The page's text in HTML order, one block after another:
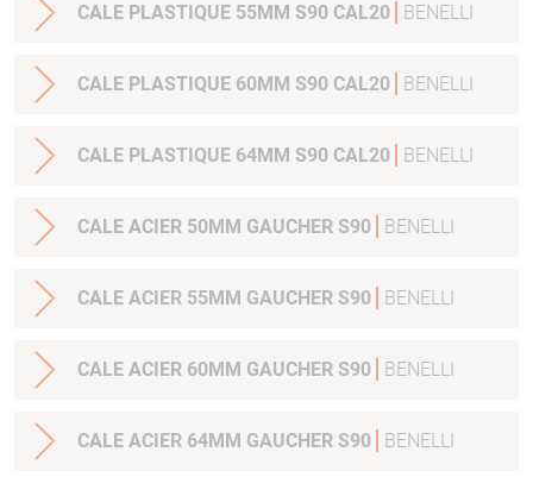
CALE PLASTIQUE 55MM S90 CAL20 BENELLI
CALE PLASTIQUE 60MM S90 CAL20 BENELLI
CALE PLASTIQUE 64MM S90 CAL20 BENELLI
CALE ACIER 50MM GAUCHER S90 BENELLI
CALE ACIER 55MM GAUCHER S90 BENELLI
CALE ACIER 60MM GAUCHER S90 BENELLI
CALE ACIER 64MM GAUCHER S90 BENELLI